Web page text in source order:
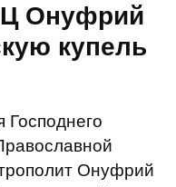
Онуфрий
купель
Господнего
Онуфрий